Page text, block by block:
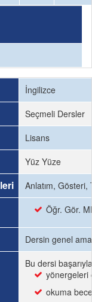
İngilizce
Seçmeli Dersler
Lisans
Yüz Yüze
Anlatım, Gösteri,
Öğr. Gör.
Dersin genel
Bu dersi
yönergeleri
okuma